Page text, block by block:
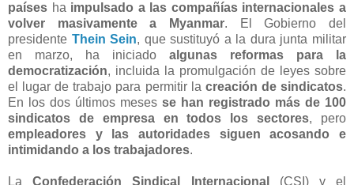
países ha impulsado a las compañías internacionales a
volver masivamente a Myanmar. El Gobierno del
presidente Thein Sein, que sustituyó a la dura junta militar
en marzo, ha iniciado algunas reformas para la
democratización, incluida la promulgación de leyes sobre
el lugar de trabajo para permitir la creación de sindicatos.
En los dos últimos meses se han registrado más de 100
sindicatos de empresa en todos los sectores, pero
empleadores y las autoridades siguen acosando e
intimidando a los trabajadores.
LaConfederación Sindical Internacional
(CSI) y el